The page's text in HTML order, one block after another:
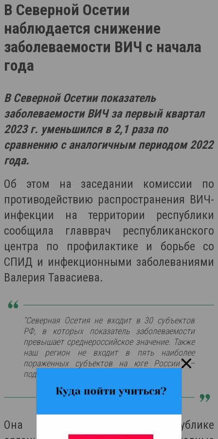
В Северной Осетии
наблюдается снижение
заболеваемости ВИЧ с начала
года
В Северной Осетии показатель
заболеваемости ВИЧ за первый квартал
2023 г. уменьшился в 2,1 раза по
сравнению с аналогичным периодом 2022
года.
Об этом на заседании комиссии по
противодействию распространения ВИЧ-
инфекции на территории республики
сообщила главврач республиканского
центра по профилактике и борьбе со
СПИД и инфекционными заболеваниями
Валерия Тавасиева.
"Северная Осетия не входит в 30 субъектов
РФ, в которых показатель заболеваемости
превышает среднероссийское значение. Также
наш регион не входит в пять наиболее
пораженных субъектов на юге России", –
подчеркнула Валерия Тавасиева.
Она рассказала, что в республике